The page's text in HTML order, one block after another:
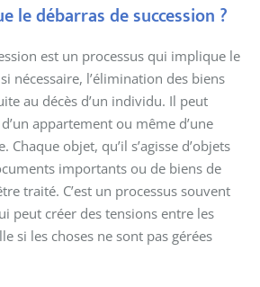
le débarras de succession ?
est un processus qui implique le
nécessaire, l’élimination des biens
au décès d’un individu. Il peut
d’un appartement ou même d’une
Chaque objet, qu’il s’agisse d’objets
importants ou de biens de
traité. C’est un processus souvent
peut créer des tensions entre les
si les choses ne sont pas gérées